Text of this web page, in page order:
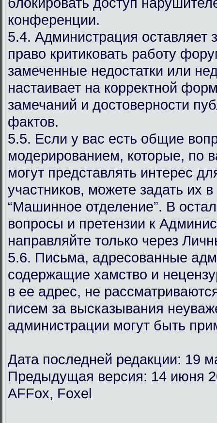
конференции.
5.4. Администрация оставляет
право критиковать работу
замеченные недостатки или
настаивает на корректной
замечаний и достоверности
фактов.
5.5. Если у вас есть общие
модерированием, которые, по
могут представлять интерес
участников, можете задать их
“Машинное отделение”. В
вопросы и претензии к
направляйте только через
5.6. Письма, адресованные
содержащие хамство и
в ее адрес, не
писем за высказывания
администрации могут быть
Дата последней редакции: 19
Предыдущая версия: 14 июня
AFFox, Foxel